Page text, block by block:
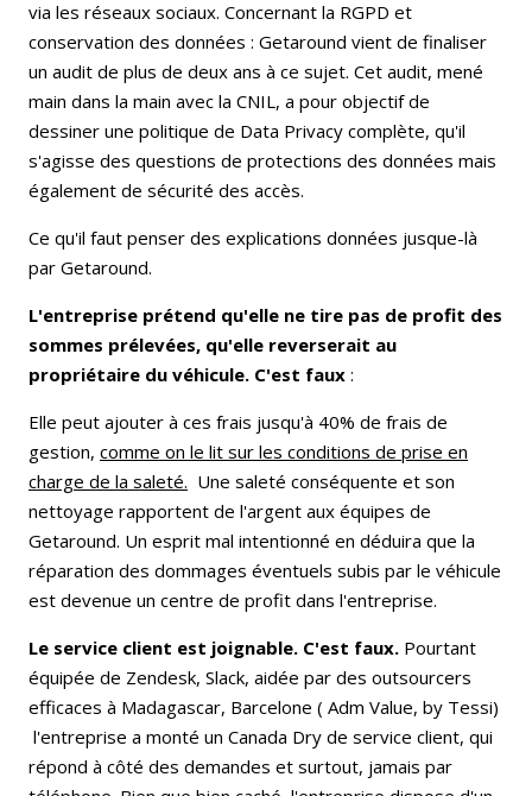
via les réseaux sociaux. Concernant la RGPD et
conservation des données : Getaround vient de finaliser
un audit de plus de deux ans à ce sujet. Cet audit, mené
main dans la main avec la CNIL, a pour objectif de
dessiner une politique de Data Privacy complète, qu'il
s'agisse des questions de protections des données mais
également de sécurité des accès.
Ce qu'il faut penser des explications données jusque-là
par Getaround.
L'entreprise prétend qu'elle ne tire pas de profit des
sommes prélevées, qu'elle reverserait au
propriétaire du véhicule. C'est faux :
Elle peut ajouter à ces frais jusqu'à 40% de frais de
gestion, comme on le lit sur les conditions de prise en
charge de la saleté. Une saleté conséquente et son
nettoyage rapportent de l'argent aux équipes de
Getaround. Un esprit mal intentionné en déduira que la
réparation des dommages éventuels subis par le véhicule
est devenue un centre de profit dans l'entreprise.
Le service client est joignable. C'est faux. Pourtant
équipée de Zendesk, Slack, aidée par des outsourcers
efficaces à Madagascar, Barcelone ( Adm Value, by Tessi)
l'entreprise a monté un Canada Dry de service client, qui
répond à côté des demandes et surtout, jamais par